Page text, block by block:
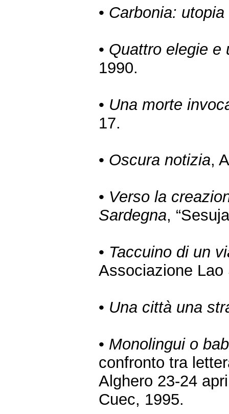
• Carbonia:
• Quattro elegie e
1990.
• Una morte
17.
• Oscura notizia,
• Verso la
Sardegna,
• Taccuino di un
Associazione
• Una città una
• Monolingui o
confronto tra
Alghero 23-24
Cuec, 1995.